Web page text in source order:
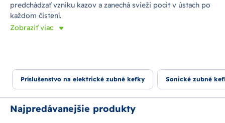
predchádzať vzniku kazov a zanechá svieži pocit v ústach po
každom čistení.
Zobraziť viac
Príslušenstvo na elektrické zubné kefky Sonické zubné
Najpredávanejšie produkty